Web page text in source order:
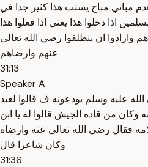
مباني مباح يستب هذا كثير جدا في
اذا دخلوا هذا يعني اذا فعلوا هذا
وارادوا ان ينطلقوا رضي الله تعالى
عنهم وارضاهم
31:13
Speaker A
عليه وسلم يودعونه ف قالوا لعبد
وكان من قاده الجيش قالوا له يا ابن
فقال رضي الله تعالى عنه وارضاه
وكان شاعرا قال
31:36